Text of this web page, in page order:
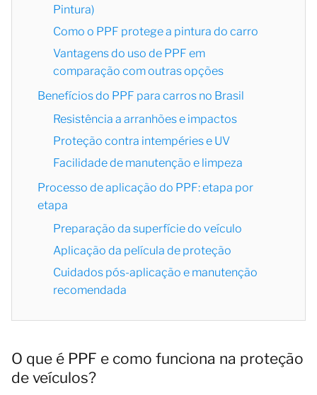
Pintura)
Como o PPF protege a pintura do carro
Vantagens do uso de PPF em
comparação com outras opções
Benefícios do PPF para carros no Brasil
Resistência a arranhões e impactos
Proteção contra intempéries e UV
Facilidade de manutenção e limpeza
Processo de aplicação do PPF: etapa por
etapa
Preparação da superfície do veículo
Aplicação da película de proteção
Cuidados pós-aplicação e manutenção
recomendada
O que é PPF e como funciona na proteção
de veículos?